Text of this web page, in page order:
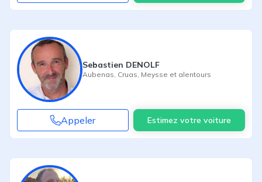
Sebastien DENOLF
Aubenas Cruas Meysse et alentours
Appeler Estimez votre voiture